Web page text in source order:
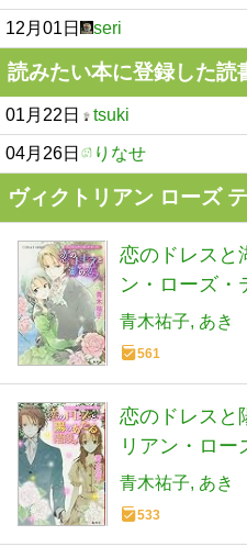
12月01日 seri
読みたい本に登録した読
01月22日 tsuki
04月26日 りなせ
ヴィクトリアン ローズ
恋のドレスと
ン・ローズ・
ン・ローズ・
ト文庫)
青木祐子 あき
561
恋のドレスと
リアン・ロー
アン・ローズ
ルト文庫)
青木祐子 あき
533